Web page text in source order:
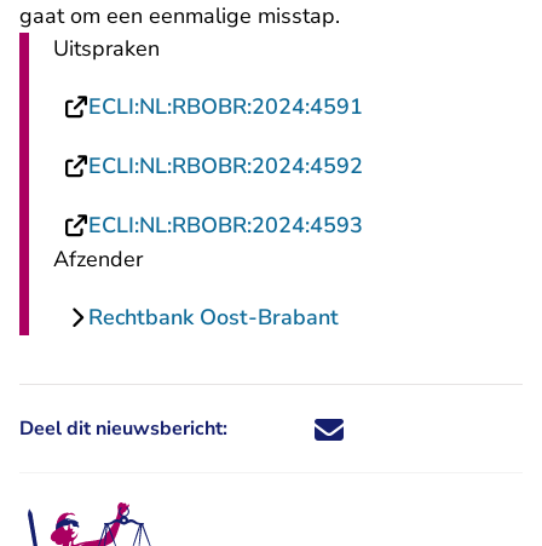
gaat om een eenmalige misstap.
Uitspraken
ECLI:NL:RBOBR:2024:4591
ECLI:NL:RBOBR:2024:4592
ECLI:NL:RBOBR:2024:4593
Afzender
Rechtbank Oost-Brabant
Deel dit nieuwsbericht: Deel dit nieuwsbericht via X -
Deel dit nieuwsbericht via
Deel dit nieuwsbericht
Deel dit